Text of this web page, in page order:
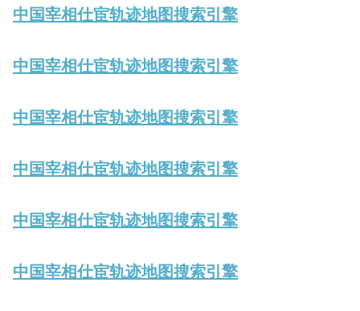
中国宰相仕宦轨迹地图搜索引擎
中国宰相仕宦轨迹地图搜索引擎
中国宰相仕宦轨迹地图搜索引擎
中国宰相仕宦轨迹地图搜索引擎
中国宰相仕宦轨迹地图搜索引擎
中国宰相仕宦轨迹地图搜索引擎